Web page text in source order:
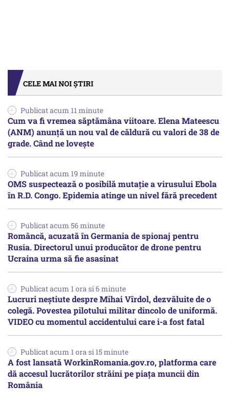
CELE MAI NOI ȘTIRI
Publicat acum 11 minute
Cum va fi vremea săptămâna viitoare. Elena Mateescu
(ANM) anunță un nou val de căldură cu valori de 38 de
grade. Când ne lovește
Publicat acum 19 minute
OMS suspectează o posibilă mutație a virusului Ebola
în R.D. Congo. Epidemia atinge un nivel fără precedent
Publicat acum 56 minute
Româncă, acuzată în Germania de spionaj pentru
Rusia. Directorul unui producător de drone pentru
Ucraina urma să fie asasinat
Publicat acum 1 ora si 6 minute
Lucruri neștiute despre Mihai Vîrdol, dezvăluite de o
colegă. Povestea pilotului militar dincolo de uniformă.
VIDEO cu momentul accidentului care i-a fost fatal
Publicat acum 1 ora si 15 minute
A fost lansată WorkinRomania.gov.ro, platforma care
dă accesul lucrătorilor străini pe piața muncii din
România